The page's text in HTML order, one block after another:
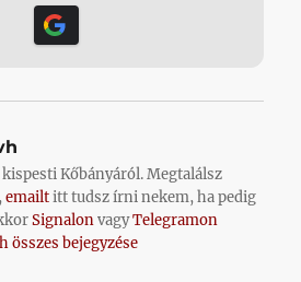
Kőbányáról. Megtalálsz
,emailtitt tudsz írni nekem, ha pedig
SignalonvagyTelegramon
összes bejegyzése